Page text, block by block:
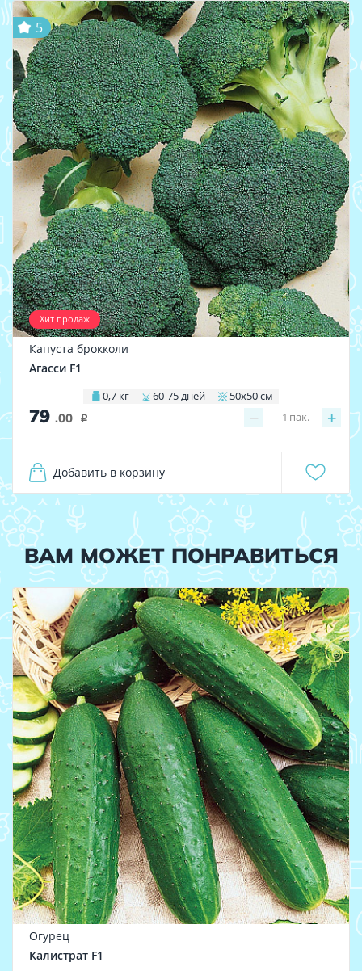
Хит продаж
5
Капуста брокколи
Агасси F1
0,7 кг 60-75 дней 50х50 см
79 .00 i − +
1 пак.
Добавить в корзину
ВАМ МОЖЕТ ПОНРАВИТЬСЯ
Огурец
Калистрат F1